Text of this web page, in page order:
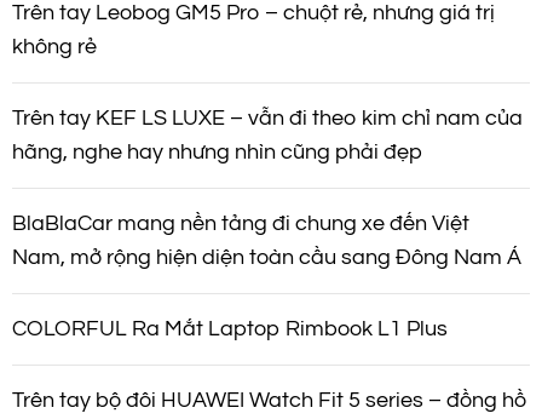
Trên tay Leobog GM5 Pro – chuột rẻ, nhưng giá trị
không rẻ
Trên tay KEF LS LUXE – vẫn đi theo kim chỉ nam của
hãng, nghe hay nhưng nhìn cũng phải đẹp
BlaBlaCar mang nền tảng đi chung xe đến Việt
Nam, mở rộng hiện diện toàn cầu sang Đông Nam Á
COLORFUL Ra Mắt Laptop Rimbook L1 Plus
Trên tay bộ đôi HUAWEI Watch Fit 5 series – đồng hồ